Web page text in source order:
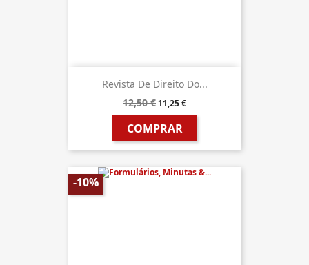
Revista De Direito Do...
12,50 € 11,25 €
COMPRAR
-10%